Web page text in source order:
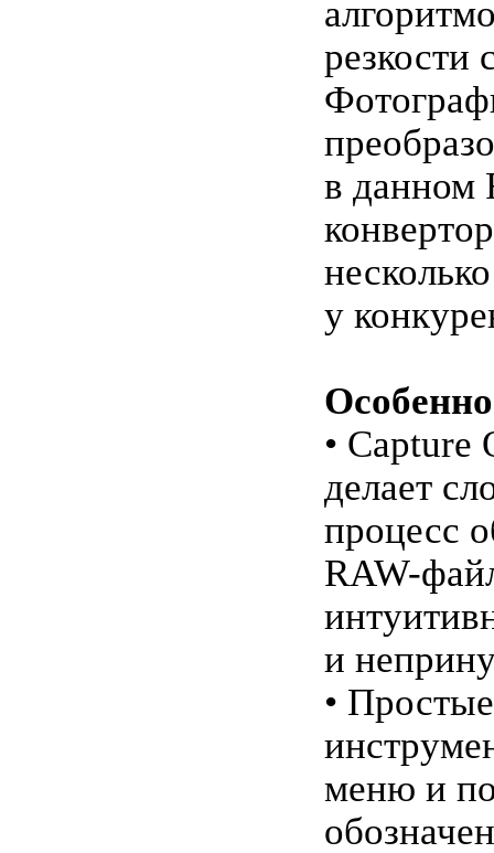
резкости
в данном
у
• Capture
делает
процесс
RAW-
и
• Простые
меню и